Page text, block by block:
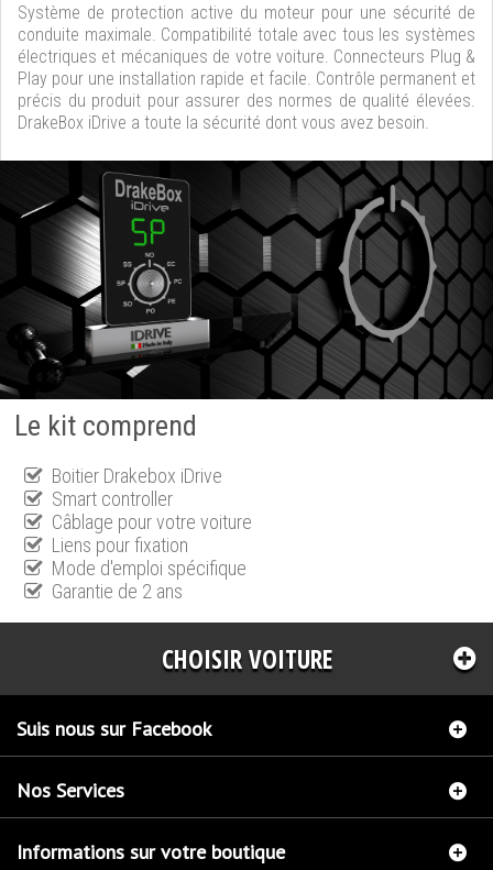
Système de protection active du moteur pour une sécurité de
conduite maximale. Compatibilité totale avec tous les systèmes
électriques et mécaniques de votre voiture. Connecteurs Plug &
Play pour une installation rapide et facile. Contrôle permanent et
précis du produit pour assurer des normes de qualité élevées.
DrakeBox iDrive a toute la sécurité dont vous avez besoin.
Le kit comprend
Boitier Drakebox iDrive
Smart controller
Câblage pour votre voiture
Liens pour fixation
Mode d'emploi spécifique
Garantie de 2 ans
CHOISIR VOITURE
Suis nous sur Facebook
Nos Services
Informations sur votre boutique